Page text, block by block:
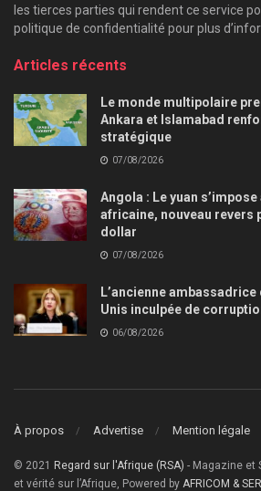
les tierces parties qui rendent ce service
politique de confidentialité pour plus
Articles récents
Le monde multipolaire
Ankara et Islamabad
stratégique
07/08/2026
Angola : Le yuan
africaine, nouveau revers
dollar
07/08/2026
L’ancienne ambassadrice
Unis inculpée de
06/08/2026
À propos Advertise Mention légale
© 2021 Regard sur l'Afrique (RSA) - Magazine et
et vérité sur l’Afrique, Powered by AFRICOM &